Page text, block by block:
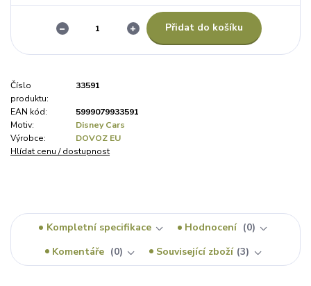
Přidat do košíku
Číslo
produktu:
33591
EAN kód:
5999079933591
Motiv:
Disney Cars
Výrobce:
DOVOZ EU
Hlídat cenu / dostupnost
Kompletní specifikace Hodnocení
0
Komentáře
0 Související zboží 3